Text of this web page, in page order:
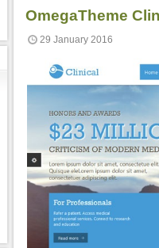
OmegaTheme
29 January 2016